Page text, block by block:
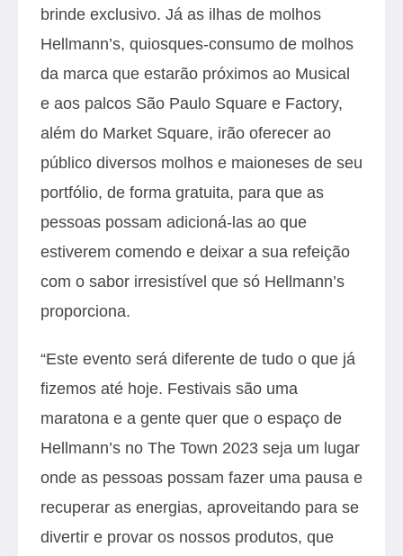
brinde exclusivo. Já as ilhas de molhos
Hellmann’s, quiosques-consumo de molhos
da marca que estarão próximos ao Musical
e aos palcos São Paulo Square e Factory,
além do Market Square, irão oferecer ao
público diversos molhos e maioneses de seu
portfólio, de forma gratuita, para que as
pessoas possam adicioná-las ao que
estiverem comendo e deixar a sua refeição
com o sabor irresistível que só Hellmann’s
proporciona.
“Este evento será diferente de tudo o que já
fizemos até hoje. Festivais são uma
maratona e a gente quer que o espaço de
Hellmann’s no The Town 2023 seja um lugar
onde as pessoas possam fazer uma pausa e
recuperar as energias, aproveitando para se
divertir e provar os nossos produtos, que